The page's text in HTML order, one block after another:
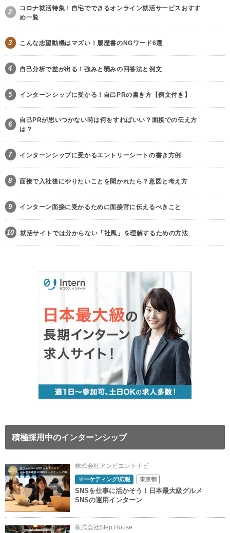
2
コロナ就活特集！自宅でできるオンライン就活サービスおすす
め一覧
3 こんな志望動機はマズい！履歴書のNGワード6選
4 自己分析で差が出る！強みと弱みの回答法と例文
5 インターンシップに受かる！自己PRの書き方【例文付き】
6
自己PRが思いつかない時は何をすればいい？面接での伝え方
は？
7 インターンシップに受かるエントリーシートの書き方例
8 面接で入社後にやりたいことを聞かれたら？意図と考え方
9 インターン面接に受かるために面接官に伝えるべきこと
10 就活サイトでは分からない「社風」を理解するための方法
積極採用中のインターンシップ
株式会社アンビエントナビ
マーケティング/広報 東京都
SNSを仕事に活かそう！日本最大級グルメ
SNSの運用インターン
株式会社Step House